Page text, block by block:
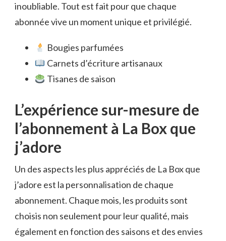
inoubliable. Tout est fait pour que chaque
abonnée vive un moment unique et privilégié.
Bougies parfumées
Carnets d’écriture artisanaux
Tisanes de saison
L’expérience sur-mesure de
l’abonnement à La Box que
j’adore
Un des aspects les plus appréciés de La Box que
j’adore est la personnalisation de chaque
abonnement. Chaque mois, les produits sont
choisis non seulement pour leur qualité, mais
également en fonction des saisons et des envies